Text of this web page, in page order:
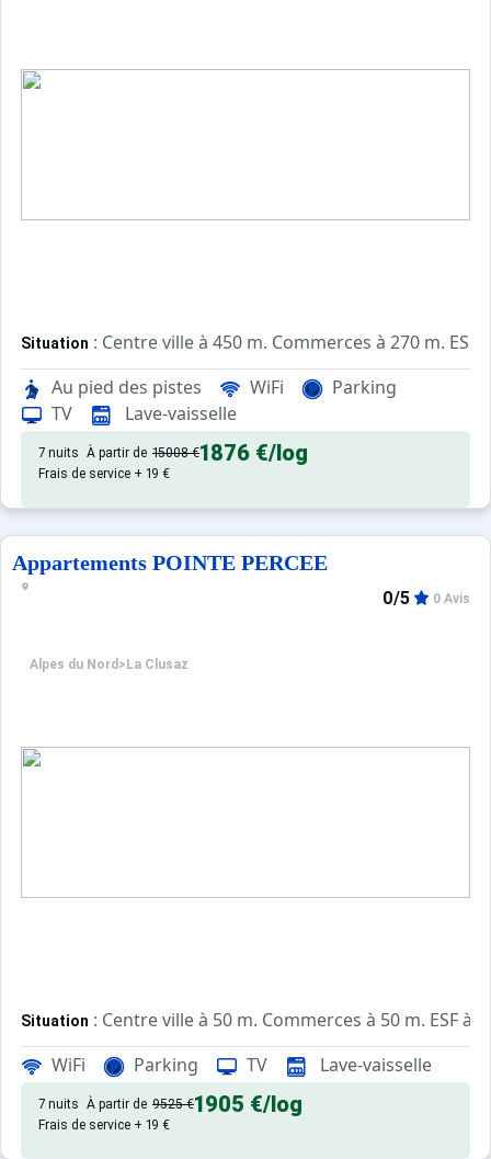
Situation : Centre ville à 450 m. Commerces à 270 m. ESF
Appartement de particulier : Appartements confortables et
Au pied des pistes WiFi
Parking
TV
Lave-vaisselle
7 nuits À partir de 15008 €1876 €/log
Frais de service + 19 €
Appartements POINTE PERCEE
Alpes du Nord > La Clusaz
0/5 0 Avis
Situation : Centre ville à 50 m. Commerces à 50 m. ESF à
Appartement de particulier : Appartements confortables et
WiFi Parking TV Lave-vaisselle
7 nuits À partir de 9525 €1905 €/log
Frais de service + 19 €